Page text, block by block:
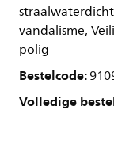
vandalisme,
polig
Bestelcode:
Volledige